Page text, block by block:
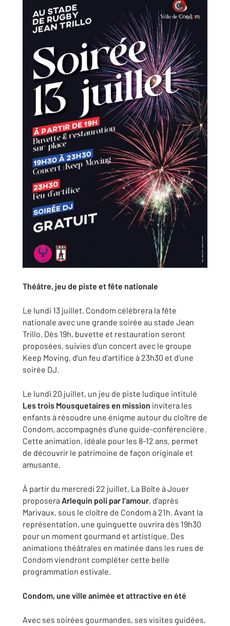
Théâtre, jeu de piste et fête nationale
Le lundi 13 juillet, Condom célébrera la fête
nationale avec une grande soirée au stade Jean
Trillo. Dès 19h, buvette et restauration seront
proposées, suivies d’un concert avec le groupe
Keep Moving, d’un feu d’artifice à 23h30 et d’une
soirée DJ.
Le lundi 20 juillet, un jeu de piste ludique intitulé
Les trois Mousquetaires en mission invitera les
enfants à résoudre une énigme autour du cloître de
Condom, accompagnés d’une guide-conférencière.
Cette animation, idéale pour les 8-12 ans, permet
de découvrir le patrimoine de façon originale et
amusante.
À partir du mercredi 22 juillet, La Boîte à Jouer
proposera Arlequin poli par l’amour, d’après
Marivaux, sous le cloître de Condom à 21h. Avant la
représentation, une guinguette ouvrira dès 19h30
pour un moment gourmand et artistique. Des
animations théâtrales en matinée dans les rues de
Condom viendront compléter cette belle
programmation estivale.
Condom, une ville animée et attractive en été
Avec ses soirées gourmandes, ses visites guidées,